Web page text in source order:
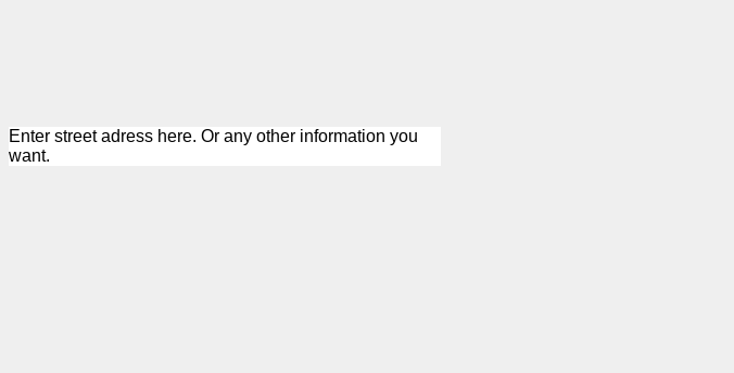
Enter street adress here. Or any other information you
want.